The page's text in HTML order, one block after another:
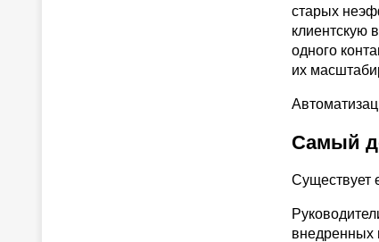
старых
клиентскую
одного
их
Самый
Существует
внедренных